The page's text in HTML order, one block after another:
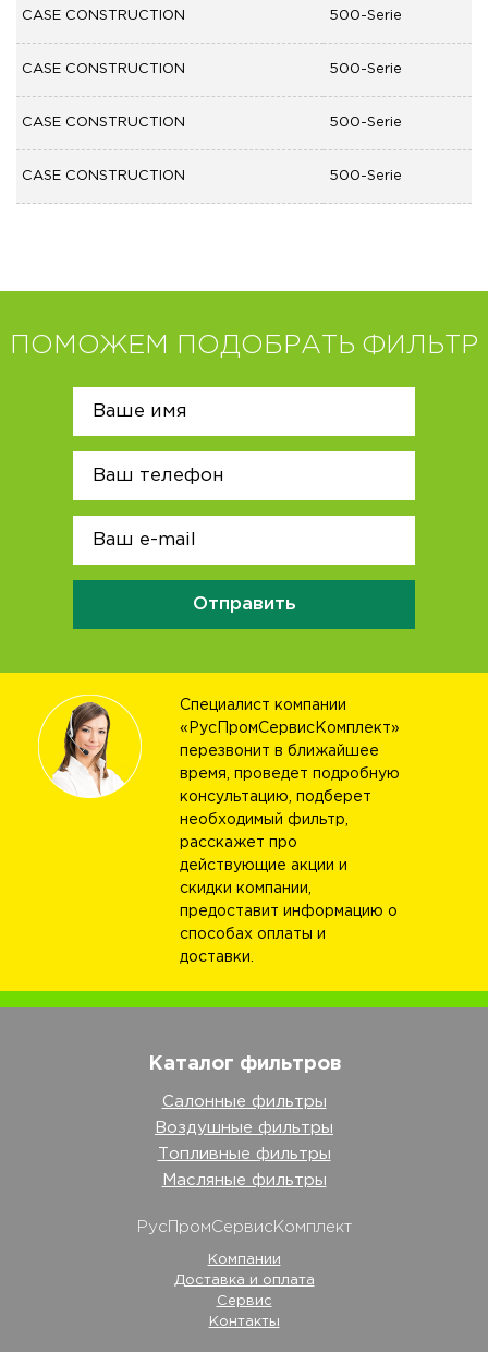
CASE CONSTRUCTION 500-Serie
CASE CONSTRUCTION 500-Serie
CASE CONSTRUCTION 500-Serie
CASE CONSTRUCTION 500-Serie
ПОМОЖЕМ ПОДОБРАТЬ ФИЛЬТР
Отправить
Специалист компании
«РусПромСервисКомплект»
перезвонит в ближайшее
время, проведет подробную
консультацию, подберет
необходимый фильтр,
расскажет про
действующие акции и
скидки компании,
предоставит информацию о
способах оплаты и
доставки.
Каталог фильтров
Салонные фильтры
Воздушные фильтры
Топливные фильтры
Масляные фильтры
РусПромСервисКомплект
Компании
Доставка и оплата
Сервис
Контакты